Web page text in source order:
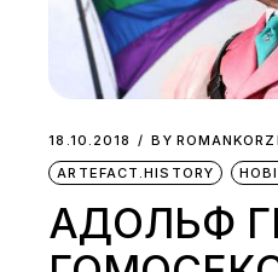
18.10.2018 BY
ARTEFACT.HISTORY
АДОЛЬФ